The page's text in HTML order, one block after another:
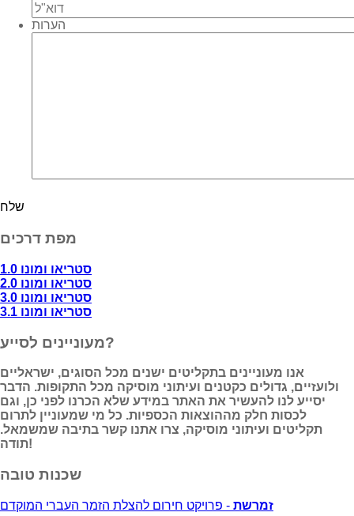
הערות
מפת דרכים
סטריאו ומונו 1.0
סטריאו ומונו 2.0
סטריאו ומונו 3.0
סטריאו ומונו 3.1
מעוניינים לסייע?
אנו מעוניינים בתקליטים ישנים מכל הסוגים, ישראליים
ולועזיים, גדולים כקטנים ועיתוני מוסיקה מכל התקופות. הדבר
יסייע לנו להעשיר את האתר במידע שלא הכרנו לפני כן, וגם
לכסות חלק מההוצאות הכספיות. כל מי שמעוניין לתרום
תקליטים ועיתוני מוסיקה, צרו אתנו קשר בתיבה שמשמאל.
תודה!
שכנות טובה
זמרשת - פרויקט חירום להצלת הזמר העברי המוקדם